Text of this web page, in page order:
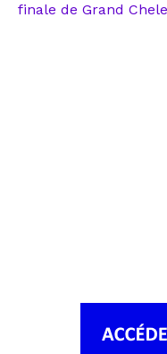
finale de Grand